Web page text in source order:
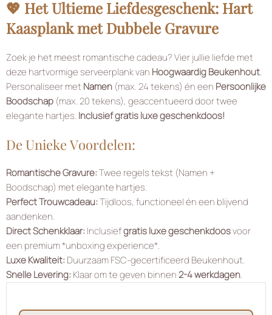
💖 Het Ultieme Liefdesgeschenk: Hart
Kaasplank met Dubbele Gravure
Zoek je het meest romantische cadeau? Vier jullie liefde met
deze hartvormige serveerplank van Hoogwaardig Beukenhout.
Personaliseer met Namen (max. 24 tekens) én een Persoonlijke
Boodschap (max. 20 tekens), geaccentueerd door twee
elegante hartjes. Inclusief gratis luxe geschenkdoos!
De Unieke Voordelen:
Romantische Gravure:Twee regels tekst (Namen +
Boodschap) met elegante hartjes.
Perfect Trouwcadeau:Tijdloos, functioneel én een blijvend
aandenken.
Direct Schenkklaar:Inclusiefgratis luxe geschenkdoosvoor
een premium *unboxing experience*.
Luxe Kwaliteit:Duurzaam FSC-gecertificeerd Beukenhout.
Snelle Levering:Klaar om te geven binnen2-4 werkdagen.